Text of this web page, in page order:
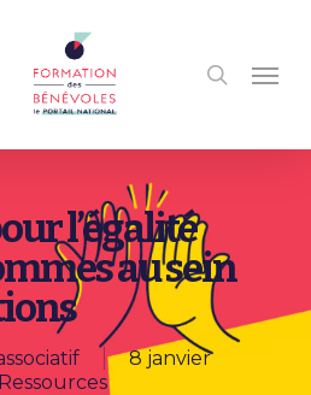
l’égalité
au sein
8 janvier
Ressources